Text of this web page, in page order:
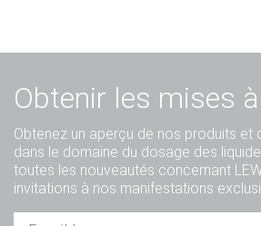
Obtenir les mises
Obtenez un aperçu de nos produits et
dans le domaine du dosage des
toutes les nouveautés concernant
invitations à nos manifestations